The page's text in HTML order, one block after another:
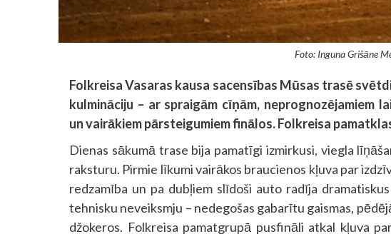
Foto: Inguna Grišāne
Folkreisa Vasaras kausa sacensības Mūsas trasē
kulmināciju – ar spraigām cīņām, neprognozējamiem
un vairākiem pārsteigumiem finālos. Folkreisa
Dienas sākumā trase bija pamatīgi izmirkusi, viegla
raksturu. Pirmie līkumi vairākos braucienos kļuva par
redzamība un pa dubļiem slīdoši auto radīja
tehnisku neveiksmju – nedegošas gabarītu gaismas,
džokeros. Folkreisa pamatgrupā pusfināli atkal kļuva